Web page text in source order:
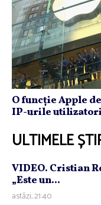
O funcție Apple
IP-urile
ULTIMELE
VIDEO. Cristian
„Este un...
astăzi, 21:40